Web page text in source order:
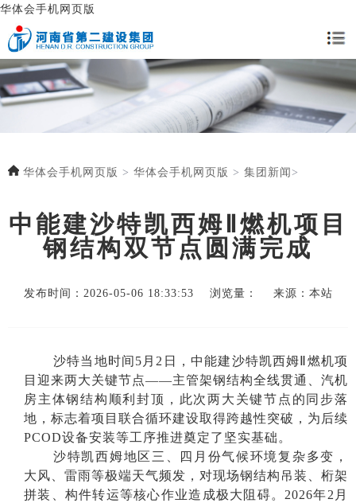
华体会手机网页版
华体会手机网页版 > 华体会手机网页版 > 集团新闻 >
中能建沙特凯西姆Ⅱ燃机项目
钢结构双节点圆满完成
发布时间：2026-05-06 18:33:53 浏览量： 来源：本站
沙特当地时间5月2日，中能建沙特凯西姆Ⅱ燃机项
目迎来两大关键节点——主管架钢结构全线贯通、汽机
房主体钢结构顺利封顶，此次两大关键节点的同步落
地，标志着项目联合循环建设取得跨越性突破，为后续
PCOD设备安装等工序推进奠定了坚实基础。
沙特凯西姆地区三、四月份气候环境复杂多变，
大风、雷雨等极端天气频发，对现场钢结构吊装、桁架
拼装、构件转运等核心作业造成极大阻碍。2026年2月